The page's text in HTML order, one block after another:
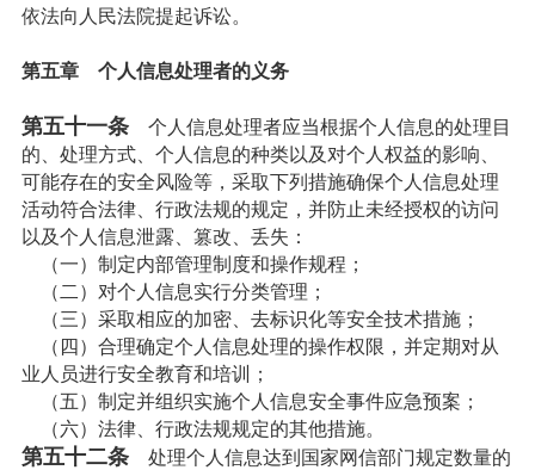
依法向人民法院提起诉讼。
第五章 个人信息处理者的义务
第五十一条个人信息处理者应当根据个人信息的处理目
的、处理方式、个人信息的种类以及对个人权益的影响、
可能存在的安全风险等，采取下列措施确保个人信息处理
活动符合法律、行政法规的规定，并防止未经授权的访问
以及个人信息泄露、篡改、丢失：
（一）制定内部管理制度和操作规程；
（二）对个人信息实行分类管理；
（三）采取相应的加密、去标识化等安全技术措施；
（四）合理确定个人信息处理的操作权限，并定期对从
业人员进行安全教育和培训；
（五）制定并组织实施个人信息安全事件应急预案；
（六）法律、行政法规规定的其他措施。
第五十二条处理个人信息达到国家网信部门规定数量的